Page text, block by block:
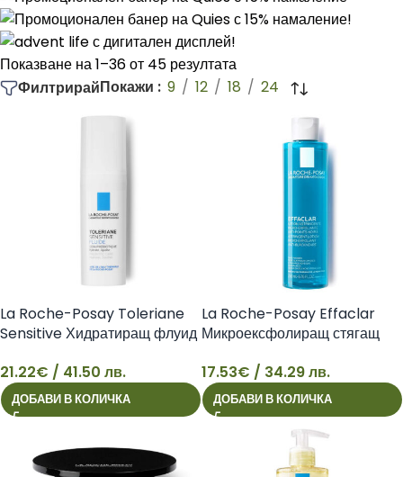
успокояване, защита и подхранване, дори за най-
чувствителната кожа.
Изберете продуктите, които са ви нужни и се възползвайте
от безплатна доставка на поръчка над 100.00 лв. в Аптеката
Показване на 1–36 от 45 резултата
ФилтрирайПокажи 9 12 18 24
21
La Roche-Posay Toleriane
Sensitive Хидратиращ флуид
40 мл 3337875588676
21.22€ / 41.50 лв.
ДОБАВИ В КОЛИЧКА
17
La Roche-Posay Effaclar
Микроексфолиращ стягащ
чувствителна кожа, 200 мл
17.53€ / 34.29 лв.
ДОБАВИ В КОЛИЧКА